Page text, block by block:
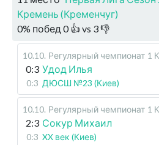
Кремень (Кременчуг)
0% побед 0👍 vs 3👎
10.10. Регулярный чемпионат 1
0:3 Удод Илья
0:3 ДЮСШ №23 (Киев)
10.10. Регулярный чемпионат 1
2:3 Сокур Михаил
0:3 XX век (Киев)